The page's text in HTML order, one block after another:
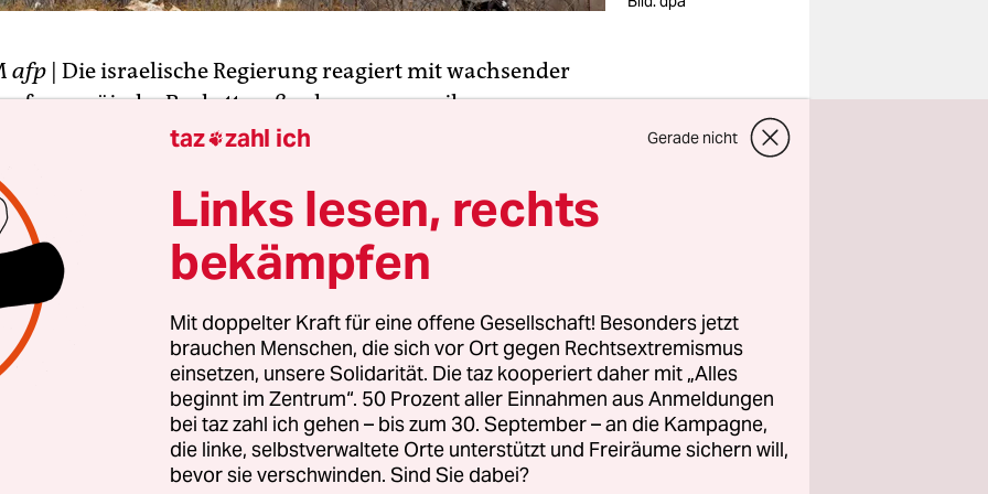
afp | Die israelische Regierung reagiert mit wachsender
europäische Boykottmaßnahmen gegen ihre
in den besetzten Palästinensergebieten. Am Sonntag
Ministerpräsident Benjamin Netanjahu gegen
von US-Außenminister John Kerry, der auf der Münchner
angesichts der Boykotte die dramatischen
eines Scheiterns seiner aktuellen Friedensinitiative
hatte.
Samstag in München gewarnt, es gebe eine wachsende
um Israel zu delegitimieren. „Es wird über Boykotte und
gesprochen“, sagte der US-Außenminister. Der Ist-
israelisch-palästinensischen Konflikt sei deshalb
illusorisch“. In Israel gebe es „momentanen Wohlstand,
taz zahl ich Gerade nicht
Links lesen, rechts
bekämpfen
Mit doppelter Kraft für eine offene Gesellschaft! Besonders jetzt
brauchen Menschen, die sich vor Ort gegen Rechtsextremismus
einsetzen, unsere Solidarität. Die taz kooperiert daher mit „Alles
beginnt im Zentrum“. 50 Prozent aller Einnahmen aus Anmeldungen
bei taz zahl ich gehen – bis zum 30. September – an die Kampagne,
die linke, selbstverwaltete Orte unterstützt und Freiräume sichern will,
bevor sie verschwinden. Sind Sie dabei?